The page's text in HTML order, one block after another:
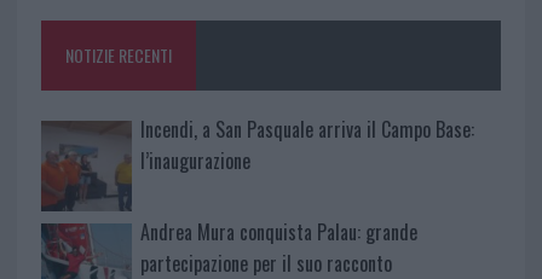
o
k
p
NOTIZIE RECENTI
Incendi, a San Pasquale arriva il Campo Base:
l’inaugurazione
Andrea Mura conquista Palau: grande
partecipazione per il suo racconto